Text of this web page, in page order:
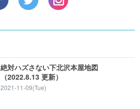
絶対ハズさない下北沢本屋地図
（2022.8.13 更新）
2021-11-09(Tue)